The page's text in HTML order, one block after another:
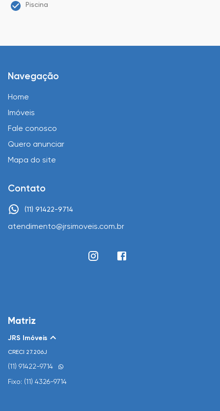
Piscina
Navegação
Home
Imóveis
Fale conosco
Quero anunciar
Mapa do site
Contato
(11) 91422-9714
atendimento@jrsimoveis.com.br
Matriz
JRS Imóveis
CRECI 27.206J
(11) 91422-9714
Fixo: (11) 4326-9714